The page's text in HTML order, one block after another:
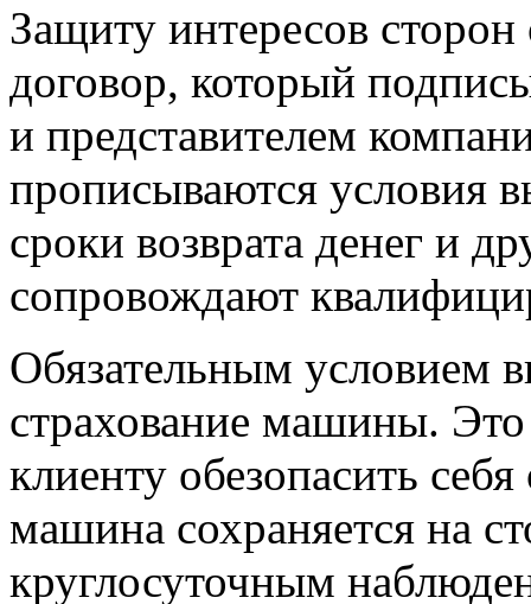
Защиту интересов
договор, который
и представителем
прописываются условия
сроки возврата денег и
сопровождают
Обязательным условием
страхование машины. Это
клиенту обезопасить
машина сохраняется на
круглосуточным